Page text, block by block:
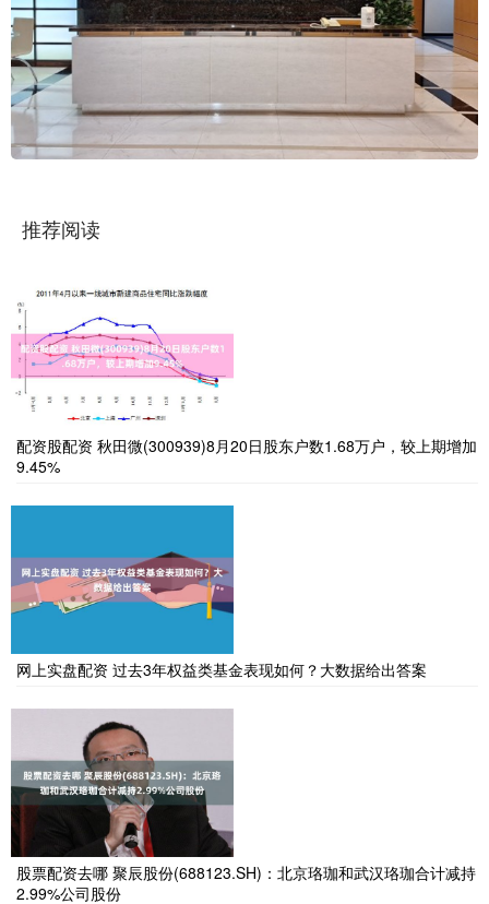
推荐阅读
配资股配资 秋田微(300939)8月20日股东户数1.68万户，较上期增加
9.45%
网上实盘配资 过去3年权益类基金表现如何？大数据给出答案
股票配资去哪 聚辰股份(688123.SH)：北京珞珈和武汉珞珈合计减持
2.99%公司股份